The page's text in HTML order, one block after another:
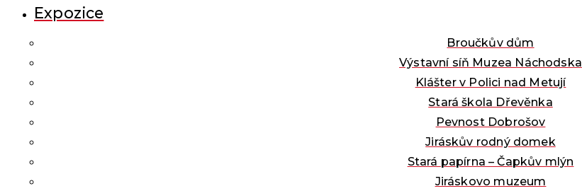
Expozice
Broučkův dům
Výstavní síň Muzea Náchodska
Klášter v Polici nad Metují
Stará škola Dřevěnka
Pevnost Dobrošov
Jiráskův rodný domek
Stará papírna – Čapkův mlýn
Jiráskovo muzeum